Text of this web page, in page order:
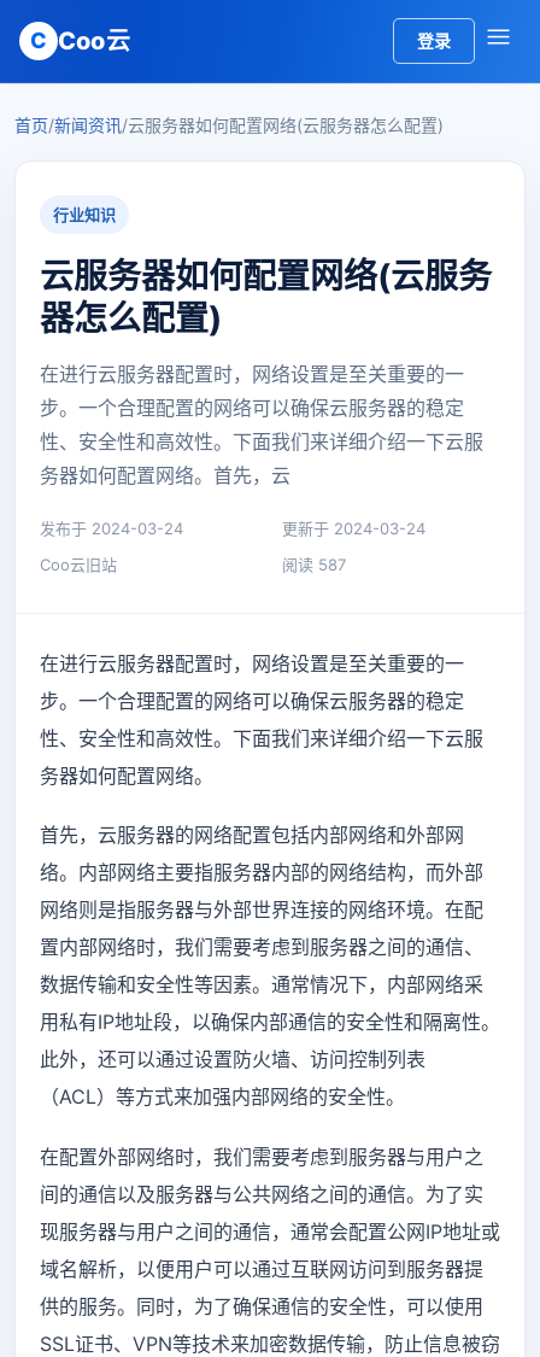
C Coo云 登录
首页/新闻资讯/云服务器如何配置网络(云服务器怎么配置)
行业知识
云服务器如何配置网络(云服务
器怎么配置)
在进行云服务器配置时，网络设置是至关重要的一
步。一个合理配置的网络可以确保云服务器的稳定
性、安全性和高效性。下面我们来详细介绍一下云服
务器如何配置网络。首先，云
发布于 2024-03-24
更新于 2024-03-24
Coo云旧站
阅读 587
在进行云服务器配置时，网络设置是至关重要的一
步。一个合理配置的网络可以确保云服务器的稳定
性、安全性和高效性。下面我们来详细介绍一下云服
务器如何配置网络。
首先，云服务器的网络配置包括内部网络和外部网
络。内部网络主要指服务器内部的网络结构，而外部
网络则是指服务器与外部世界连接的网络环境。在配
置内部网络时，我们需要考虑到服务器之间的通信、
数据传输和安全性等因素。通常情况下，内部网络采
用私有IP地址段，以确保内部通信的安全性和隔离性。
此外，还可以通过设置防火墙、访问控制列表
（ACL）等方式来加强内部网络的安全性。
在配置外部网络时，我们需要考虑到服务器与用户之
间的通信以及服务器与公共网络之间的通信。为了实
现服务器与用户之间的通信，通常会配置公网IP地址或
域名解析，以便用户可以通过互联网访问到服务器提
供的服务。同时，为了确保通信的安全性，可以使用
SSL证书、VPN等技术来加密数据传输，防止信息被窃